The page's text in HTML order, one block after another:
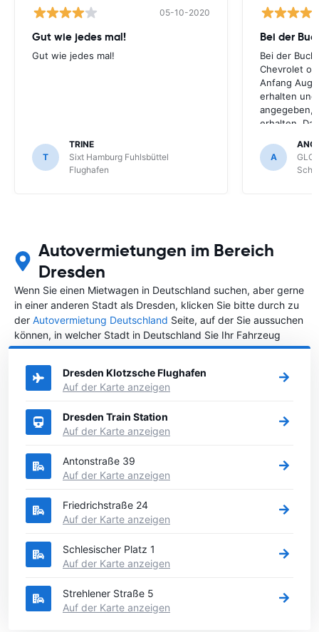
05-10-2020
Gut wie jedes mal!
Gut wie jedes mal!
T
TRINE
Sixt Hamburg Fuhlsbüttel
Flughafen
Bei der
Bei der
Chevrolet
Anfang
erhalten
angegeben,
erhalten.
optimal,
Schönefeld
A
Autovermietungen im Bereich
Dresden
Wenn Sie einen Mietwagen in Deutschland suchen, aber gerne
in einer anderen Stadt als Dresden, klicken Sie bitte durch zu
der Autovermietung Deutschland Seite, auf der Sie aussuchen
können, in welcher Stadt in Deutschland Sie Ihr Fahrzeug
mieten wollen.
Dresden Klotzsche Flughafen
Auf der Karte anzeigen
Dresden Train Station
Auf der Karte anzeigen
Antonstraße 39
Auf der Karte anzeigen
Friedrichstraße 24
Auf der Karte anzeigen
Schlesischer Platz 1
Auf der Karte anzeigen
Strehlener Straße 5
Auf der Karte anzeigen